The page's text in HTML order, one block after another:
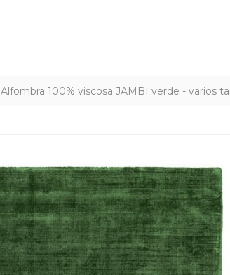
Alfombra 100% viscosa JAMBI verde - varios